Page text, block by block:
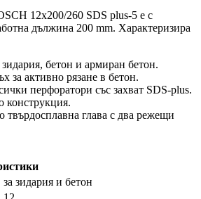
12x200/260 SDS plus-5 е с
дължина 200 mm. Характеризира
бетон и армиран бетон.
за активно рязане в бетон.
перфоратори със захват SDS-plus.
конструкция.
твърдосплавна глава с два режещи
за зидария и бетон